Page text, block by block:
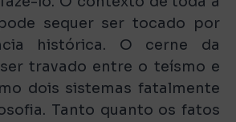
sequer ser tocado por
histórica. O cerne da
travado entre o teísmo e
dois sistemas fatalmente
Tanto quanto os fatos